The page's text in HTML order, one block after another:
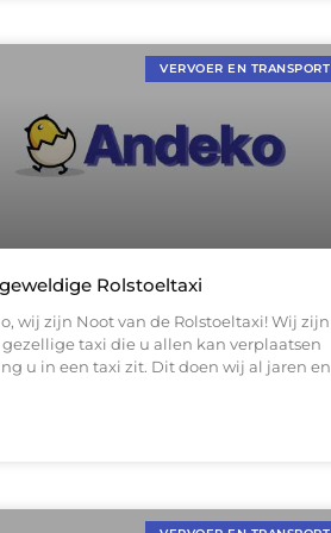
VERVOER EN TRANSPORT
Rolstoeltaxi
wij zijn Noot van de Rolstoeltaxi! Wij zijn
taxi die u allen kan verplaatsen
u in een taxi zit. Dit doen wij al jaren en